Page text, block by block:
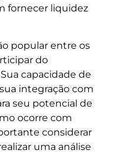
fornecer liquidez
popular entre os
do
capacidade de
integração com
seu potencial de
ocorre com
considerar
uma análise